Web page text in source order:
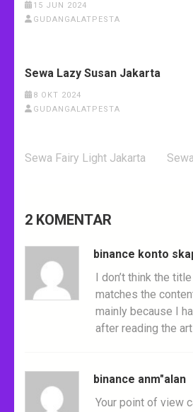
15 JUN 2024
GUDANGALATPESTA
Sewa Lazy Susan Jakarta
8 OKT 2024
GUDANGALATPESTA
Navigasi
Sewa Fairy Light Jakarta
2 KOMENTAR
binance konto
I don’t think the
matches the
mainly because I
after reading the
binance anm"alan
Your point of view